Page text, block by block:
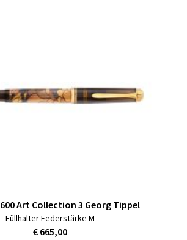
Art Collection 3 Georg Tippel
Füllhalter Federstärke M
€ 665,00